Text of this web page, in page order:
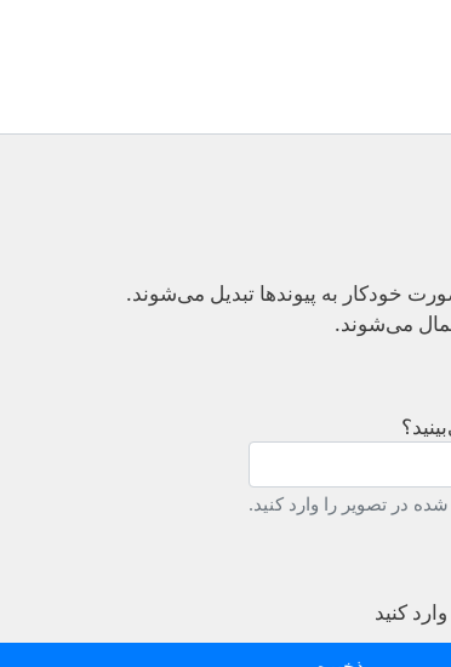
خودکار به پیوند‌ها تبدیل می‌شوند.
می‌شوند.
در تصویر را وارد کنید.
کنید